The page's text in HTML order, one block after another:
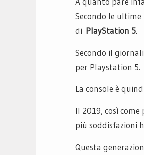
Secondo le
di PlayStation 5.
Secondo il
per Playstation 5.
La console è
Il 2019, così
più soddisfazioni
Questa